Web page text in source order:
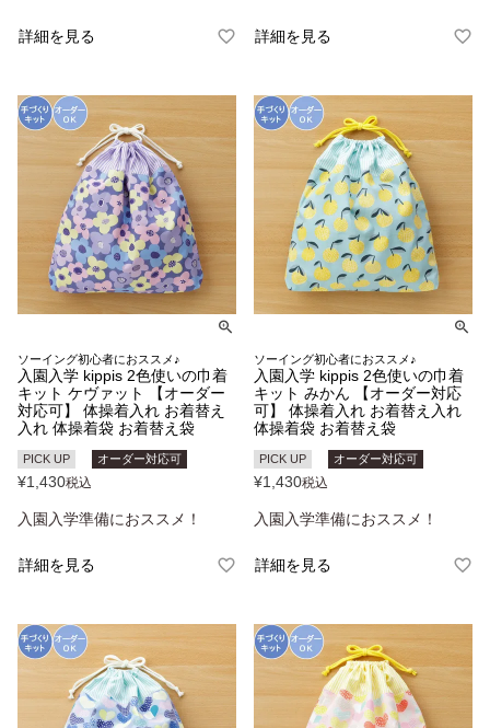
詳細を見る 詳細を見る
ソーイング初心者におススメ♪
入園入学 kippis 2色使いの巾着
キット ケヴァット 【オーダー
対応可】 体操着入れ お着替え
入れ 体操着袋 お着替え袋
PICK UP オーダー対応可
¥1,430税込
入園入学準備におススメ！
詳細を見る
ソーイング初心者におススメ♪
入園入学 kippis 2色使いの巾着
キット みかん 【オーダー対応
可】 体操着入れ お着替え入れ
体操着袋 お着替え袋
PICK UP オーダー対応可
¥1,430税込
入園入学準備におススメ！
詳細を見る